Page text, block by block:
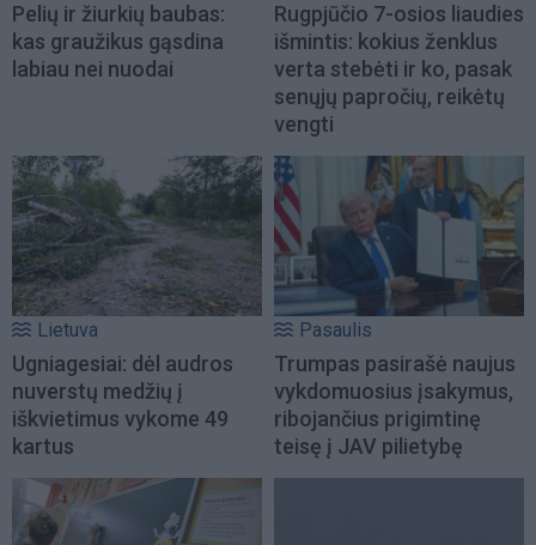
Pelių ir žiurkių baubas:
kas graužikus gąsdina
labiau nei nuodai
Rugpjūčio 7-osios liaudies
išmintis: kokius ženklus
verta stebėti ir ko, pasak
senųjų papročių, reikėtų
vengti
Lietuva
Ugniagesiai: dėl audros
nuverstų medžių į
iškvietimus vykome 49
kartus
Pasaulis
Trumpas pasirašė naujus
vykdomuosius įsakymus,
ribojančius prigimtinę
teisę į JAV pilietybę